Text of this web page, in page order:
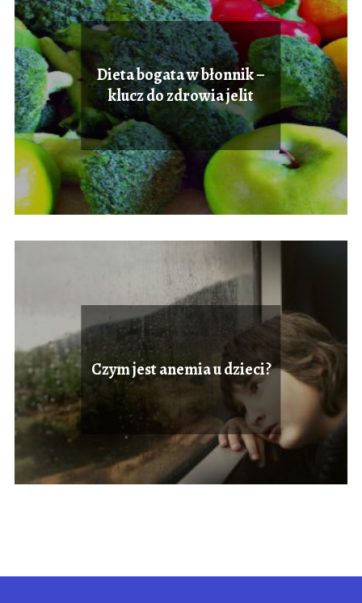
Dieta bogata w błonnik –
klucz do zdrowia jelit
Czym jest anemia u dzieci?